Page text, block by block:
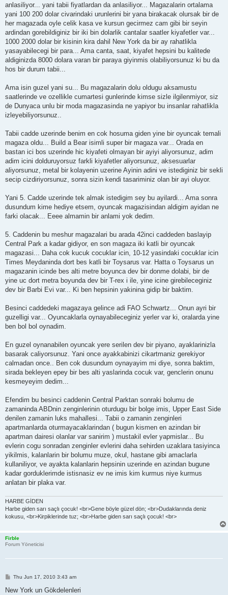
anlasiliyor... yani tabii fiyatlardan da anlasiliyor... Magazalarin ortalama
yani 100 200 dolar civarindaki urunlerini bir yana birakacak olursak bir de
her magazada oyle celik kasa ve kursun gecirmez cam gibi bir seyin
ardindan gorebildiginiz bir iki bin dolarlik cantalar saatler kiyafetler var...
1000 2000 dolar bir kisinin kira dahil New York da bir ay rahatlikla
yasayabilecegi bir para... Ama canta, saat, kiyafet hepsini bu kalitede
aldiginizda 8000 dolara varan bir paraya giyinmis olabiliyorsunuz ki bu da
hos bir durum tabii...
Ama isin guzel yani su... Bu magazalarin dolu oldugu aksamustu
saatlerinde ve ozellikle cumartesi gunlerinde kimse sizle ilgilenmiyor, siz
de Dunyaca unlu bir moda magazasinda ne yapiyor bu insanlar rahatlikla
izleyebiliyorsunuz..
Tabii cadde uzerinde benim en cok hosuma giden yine bir oyuncak temali
magaza oldu... Build a Bear isimli super bir magaza var... Orada en
bastan ici bos uzerinde hic kiyafeti olmayan bir ayiyi aliyorsunuz, adim
adim icini dolduruyorsuz farkli kiyafetler aliyorsunuz, aksesuarlar
aliyorsunuz, metal bir kolayenin uzerine Ayinin adini ve istediginiz bir sekli
secip cizdiriyorsunuz, sonra sizin kendi tasariminiz olan bir ayi oluyor.
Yani 5. Cadde uzerinde tek almak istedigim sey bu ayilardi... Ama sonra
dusundum kime hediye etsem, oyuncak magazisindan aldigim ayidan ne
farki olacak... Eeee almamin bir anlami yok dedim.
5. Caddenin bu meshur magazalari bu arada 42inci caddeden baslayip
Central Park a kadar gidiyor, en son magaza iki katli bir oyuncak
magazasi... Daha cok kucuk cocuklar icin, 10-12 yasindaki cocuklar icin
Times Meydaninda dort bes katli bir Toysarus var. Hatta o Toysarus un
magazanin icinde bes alti metre boyunca dev bir donme dolabi, bir de
yine uc dort metra boyunda dev bir T-rex i ile, yine icine girebileceginiz
dev bir Barbi Evi var... Ki ben hepsinin yakinina gidip bir baktim.
Besinci caddedeki magazaya gelince adi FAO Schwartz... Onun ayri bir
guzelligi var... Oyuncaklarla oynayabileceginiz yerler var ki, oralarda yine
ben bol bol oynadim.
En guzel oynanabilen oyuncak yere serilen dev bir piyano, ayaklarinizla
basarak caliyorsunuz. Yani once ayakkabinizi cikartmaniz gerekiyor
calmadan once.. Ben cok dusundum oynayayim mi diye, sonra baktim,
sirada bekleyen epey bir bes alti yaslarinda cocuk var, genclerin onunu
kesmeyeyim dedim...
Efendim bu besinci caddenin Central Parktan sonraki bolumu de
zamaninda ABDnin zenginlerinin oturdugu bir bolge imis, Upper East Side
denilen zamanin luks mahallesi... Tabii o zamanin zenginleri
apartmanlarda oturmayacaklarindan ( bugun kismen en azindan bir
apartman dairesi olanlar var sanirim ) mustakil evler yapmislar... Bu
evlerin cogu sonradan zenginler evlerini daha sehirden uzaklara tasiyinca
yikilmis, kalanlarin bir bolumu muze, okul, hastane gibi amaclarla
kullaniliyor, ve ayakta kalanlarin hepsinin uzerinde en azindan bugune
kadar gorduklerimde istisnasiz ev ne imis kim kurmus niye kurmus
anlatan bir plaka var.
HARBE GİDEN
Harbe giden sarı saçlı çocuk! <br>Gene böyle güzel dön; <br>Dudaklarında deniz
kokusu, <br>Kirpiklerinde tuz; <br>Harbe giden sarı saçlı çocuk! <br>
Firble
Forum Yöneticisi
P
s
Thu Jun 17, 2010 3:43 am
New York un Gökdelenleri